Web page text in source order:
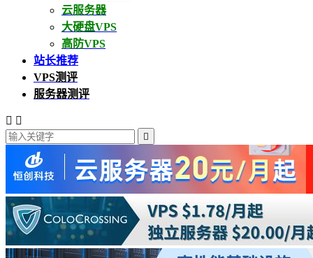
云服务器
大硬盘VPS
高防VPS
站长推荐
VPS测评
服务器测评
 
